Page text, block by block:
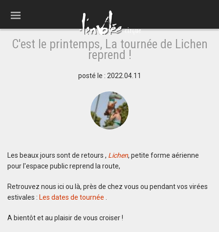
C'est le printemps, La tournée de Lichen
reprend !
posté le : 2022.04.11
Les beaux jours sont de retours , Lichen, petite forme aérienne
pour l'espace public reprend la route,
Retrouvez nous ici ou là, près de chez vous ou pendant vos virées
estivales : Les dates de tournée
A bientôt et au plaisir de vous croiser !